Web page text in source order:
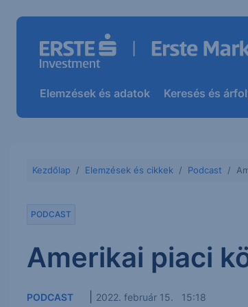
Elemzések és adatok Keresés és
Kezdőlap Elemzések és cikkek Podcast
PODCAST
Amerikai piaci
PODCAST 2022. február 15. 15:18